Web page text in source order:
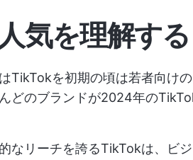
気を理解する
TikTokを初期の頃は若者向け
どのブランドが2024年の
なリーチを誇るTikTokは、ビ